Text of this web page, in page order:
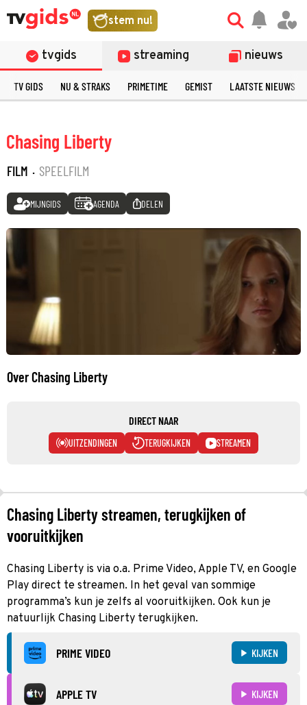
stem nu!
tvgids streaming nieuws
TV GIDS NU & STRAKS PRIMETIME GEMIST LAATSTE NIEUWS
Chasing Liberty
FILM · SPEELFILM
MIJNGIDS AGENDA DELEN
Over Chasing Liberty
DIRECT NAAR
UITZENDINGEN TERUGKIJKEN STREAMEN
Chasing Liberty streamen, terugkijken of
vooruitkijken
Chasing Liberty is via o.a. Prime Video, Apple TV, en Google
Play direct te streamen. In het geval van sommige
programma’s kun je zelfs al vooruitkijken. Ook kun je
natuurlijk Chasing Liberty terugkijken.
PRIME VIDEO KIJKEN
APPLE TV KIJKEN